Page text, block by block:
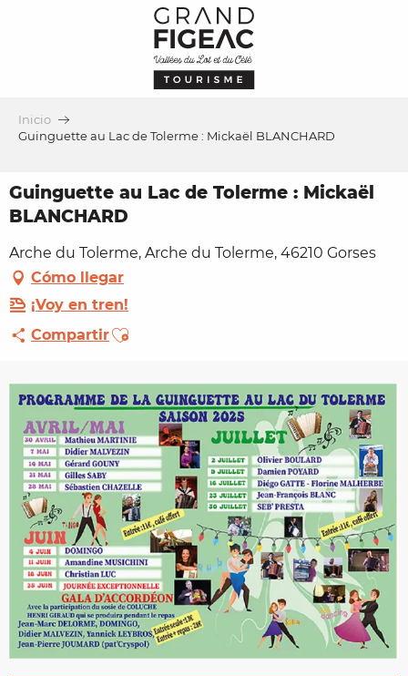
Inicio
Guinguette au Lac de Tolerme : Mickaël BLANCHARD
Guinguette au Lac de Tolerme : Mickaël
BLANCHARD
Arche du Tolerme, Arche du Tolerme, 46210 Gorses
Cómo llegar
¡Voy en tren!
CompartirAjouter aux favoris